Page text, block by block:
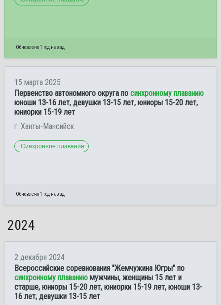
Обновлено 1 год назад
15 марта 2025
Первенство автономного округа по синхронному плаванию
юноши 13-16 лет, девушки 13-15 лет, юниоры 15-20 лет,
юниорки 15-19 лет
г. Ханты-Мансийск
Синхронное плавание
Обновлено 1 год назад
2024
2 декабря 2024
Всероссийские соревнования "Жемчужина Югры" по
синхронному плаванию мужчины, женщины 15 лет и
старше, юниоры 15-20 лет, юниорки 15-19 лет, юноши 13-
16 лет, девушки 13-15 лет